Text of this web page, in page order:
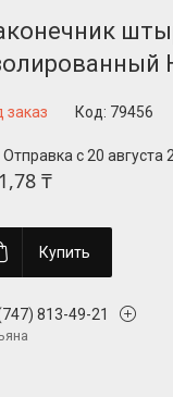
заказ Код: 79456
Отправка с 20 августа
₸
Купить
813-49-21